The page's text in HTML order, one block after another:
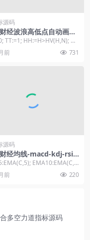
源码
经波浪高低点自动画线
TT:=1; HH:=H>HV(H,N); N
前 731
源码
经均线-macd-kdj-rsi
共振多空EMA10:EMA(C,1
前 220
多空力道指标源码